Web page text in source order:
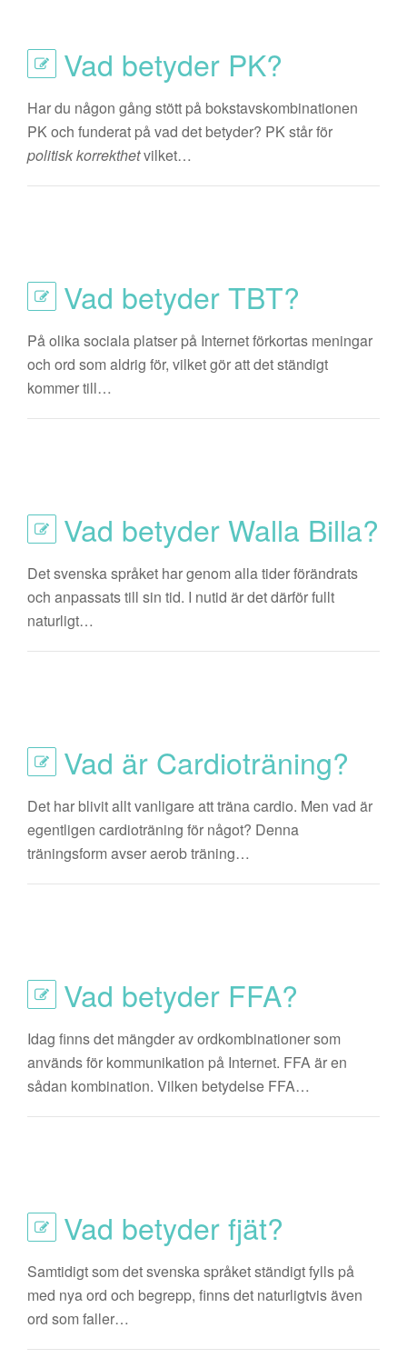
Vad betyder PK?
Har du någon gång stött på bokstavskombinationen
PK och funderat på vad det betyder? PK står för
politisk korrekthetvilket…
Vad betyder TBT?
På olika sociala platser på Internet förkortas meningar
och ord som aldrig för, vilket gör att det ständigt
kommer till…
Vad betyder Walla Billa?
Det svenska språket har genom alla tider förändrats
och anpassats till sin tid. I nutid är det därför fullt
naturligt…
Vad är Cardioträning?
Det har blivit allt vanligare att träna cardio. Men vad är
egentligen cardioträning för något? Denna
träningsform avser aerob träning…
Vad betyder FFA?
Idag finns det mängder av ordkombinationer som
används för kommunikation på Internet. FFA är en
sådan kombination. Vilken betydelse FFA…
Vad betyder fjät?
Samtidigt som det svenska språket ständigt fylls på
med nya ord och begrepp, finns det naturligtvis även
ord som faller…